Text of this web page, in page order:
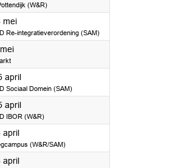
(W&R)
mei2024
Re-integratieverordening (SAM)
2024
april2024
Sociaal Domein (SAM)
april2024
IBOR (W&R)
april2024
(W&R/SAM)
april2024